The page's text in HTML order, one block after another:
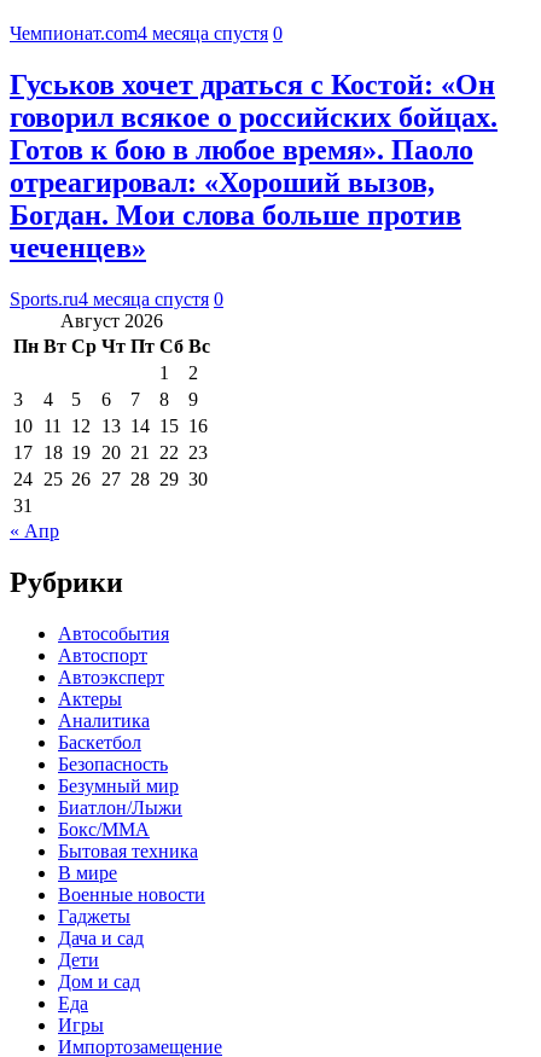
Чемпионат.com4 месяца спустя 0
Гуськов хочет драться с Костой: «Он
говорил всякое о российских бойцах.
Готов к бою в любое время». Паоло
отреагировал: «Хороший вызов,
Богдан. Мои слова больше против
чеченцев»
Sports.ru4 месяца спустя 0
Август 2026
Пн Вт Ср Чт Пт Сб Вс
1
2
3
4 5 6 7 8
9
10 11 12 13 14 15 16
17 18 19 20 21 22 23
24 25 26 27 28 29 30
31
« Апр
Рубрики
Автособытия
Автоспорт
Автоэксперт
Актеры
Аналитика
Баскетбол
Безопасность
Безумный мир
Биатлон/Лыжи
Бокс/MMA
Бытовая техника
В мире
Военные новости
Гаджеты
Дача и сад
Дети
Дом и сад
Еда
Игры
Импортозамещение